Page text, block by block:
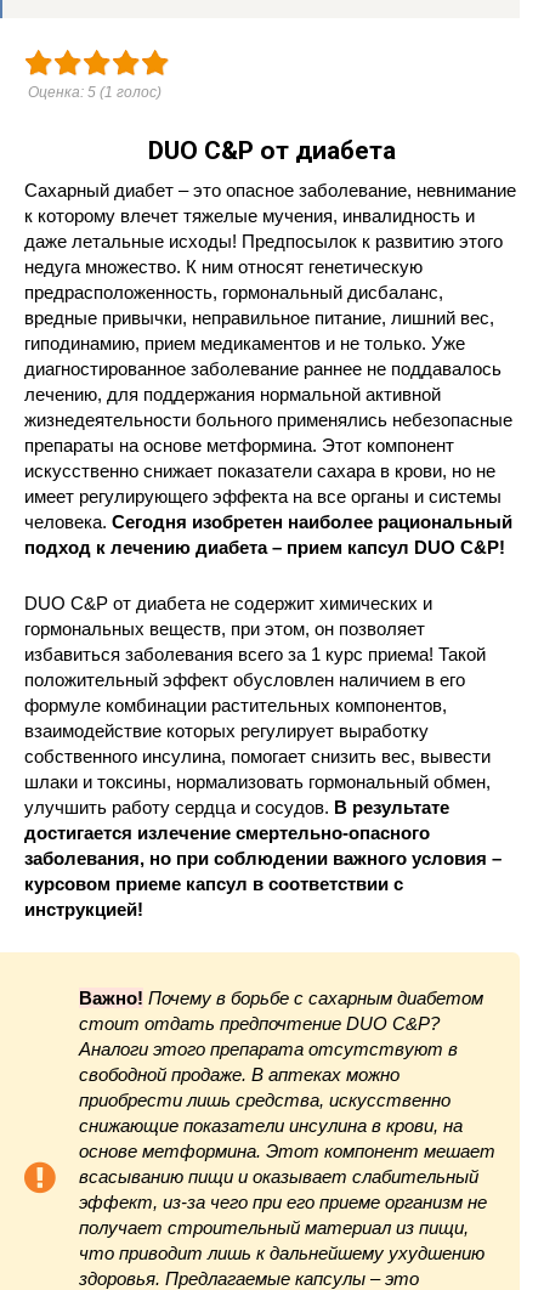
Оценка: 5 (1 голос)
DUO C&P от диабета
Сахарный диабет – это опасное заболевание, невнимание
к которому влечет тяжелые мучения, инвалидность и
даже летальные исходы! Предпосылок к развитию этого
недуга множество. К ним относят генетическую
предрасположенность, гормональный дисбаланс,
вредные привычки, неправильное питание, лишний вес,
гиподинамию, прием медикаментов и не только. Уже
диагностированное заболевание раннее не поддавалось
лечению, для поддержания нормальной активной
жизнедеятельности больного применялись небезопасные
препараты на основе метформина. Этот компонент
искусственно снижает показатели сахара в крови, но не
имеет регулирующего эффекта на все органы и системы
человека. Сегодня изобретен наиболее рациональный
подход к лечению диабета – прием капсул DUO C&P!
DUO C&P от диабета не содержит химических и
гормональных веществ, при этом, он позволяет
избавиться заболевания всего за 1 курс приема! Такой
положительный эффект обусловлен наличием в его
формуле комбинации растительных компонентов,
взаимодействие которых регулирует выработку
собственного инсулина, помогает снизить вес, вывести
шлаки и токсины, нормализовать гормональный обмен,
улучшить работу сердца и сосудов. В результате
достигается излечение смертельно-опасного
заболевания, но при соблюдении важного условия –
курсовом приеме капсул в соответствии с
инструкцией!
Важно! Почему в борьбе с сахарным диабетом
стоит отдать предпочтение DUO C&P?
Аналоги этого препарата отсутствуют в
свободной продаже. В аптеках можно
приобрести лишь средства, искусственно
снижающие показатели инсулина в крови, на
основе метформина. Этот компонент мешает
всасыванию пищи и оказывает слабительный
эффект, из-за чего при его приеме организм не
получает строительный материал из пищи,
что приводит лишь к дальнейшему ухудшению
здоровья. Предлагаемые капсулы – это